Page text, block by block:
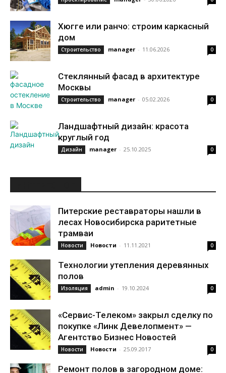
Хюгге или ранчо: строим каркасный
дом
Строительство manager - 11.06.2026 0
Стеклянный фасад в архитектуре
Москвы
Строительство manager - 05.02.2026 0
Ландшафтный дизайн: красота
круглый год
Дизайн manager - 25.10.2025 0
Питерские реставраторы нашли в
лесах Новосибирска раритетные
трамваи
Новости Новости - 11.11.2021 0
Технологии утепления деревянных
полов
Изоляция admin - 19.10.2024 0
«Сервис-Телеком» закрыл сделку по
покупке «Линк Девелопмент» —
Агентство Бизнес Новостей
Новости Новости - 25.09.2017 0
Ремонт полов в загородном доме: